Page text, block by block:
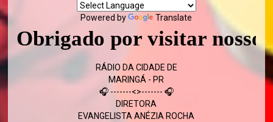
Powered by Translate
por visitar nosso
RÁDIO DA CIDADE DE
MARINGÁ - PR
🎧 -------<>------- 🎧
DIRETORA
EVANGELISTA ANÉZIA ROCHA